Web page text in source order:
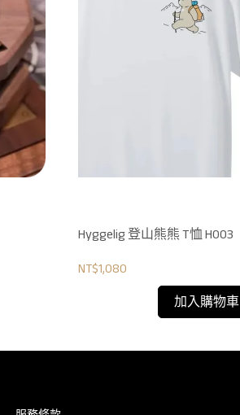
Hyggelig 登山熊熊 T恤 H003
NT$1,080
加入購物車